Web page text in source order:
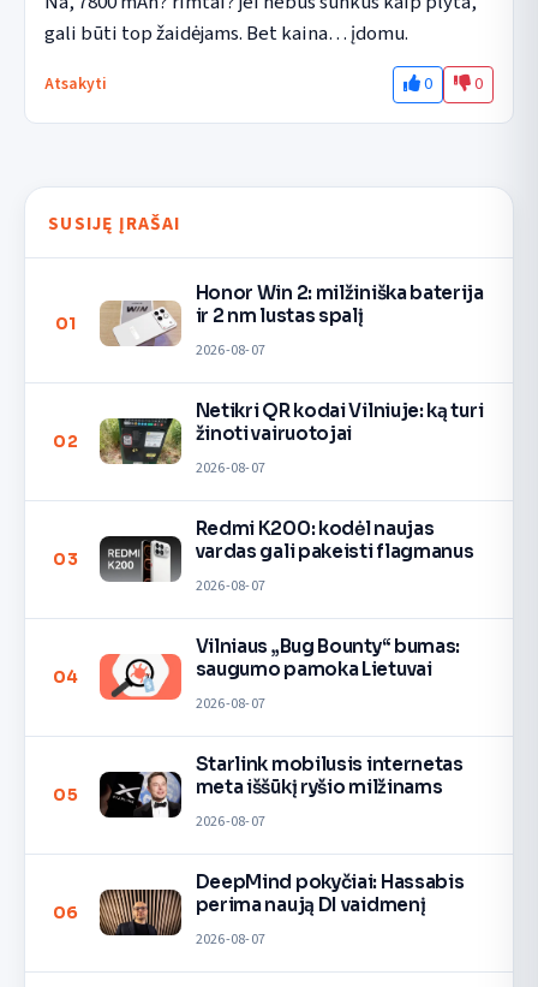
gali būti top žaidėjams. Bet kaina… įdomu.
Atsakyti 0 0
SUSIJĘ ĮRAŠAI
01
Honor Win 2: milžiniška baterija
ir 2 nm lustas spalį
2026-08-07
02
Netikri QR kodai Vilniuje: ką turi
žinoti vairuotojai
2026-08-07
03
Redmi K200: kodėl naujas
vardas gali pakeisti flagmanus
2026-08-07
04
Vilniaus „Bug Bounty“ bumas:
saugumo pamoka Lietuvai
2026-08-07
05
Starlink mobilusis internetas
meta iššūkį ryšio milžinams
2026-08-07
06
DeepMind pokyčiai: Hassabis
perima naują DI vaidmenį
2026-08-07